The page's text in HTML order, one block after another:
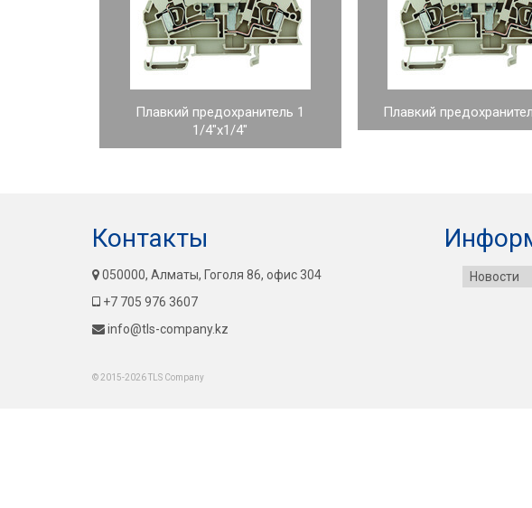
Плавкий предохранитель 1
1/4"x1/4"
Плавкий
Контакты
050000, Алматы, Гоголя 86, офис 304
+7 705 976 3607
info@tls-company.kz
Новости
© 2015-2026 TLS Company